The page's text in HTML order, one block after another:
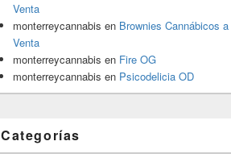
Venta
monterreycannabis en Brownies Cannábicos
Venta
monterreycannabis en Fire OG
monterreycannabis en Psicodelicia OD
Categorías